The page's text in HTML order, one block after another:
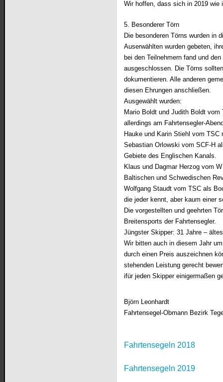
Wir hoffen, dass sich in 2019 wie
5. Besonderer Törn
Die besonderen Törns wurden in
Auserwählten wurden gebeten,
bei den Teilnehmern fand und
ausgeschlossen. Die Törns
dokumentieren. Alle anderen
diesen Ehrungen anschließen.
Ausgewählt wurden:
Mario Boldt und Judith Boldt
allerdings am Fahrtensegler-
Hauke und Karin Stiehl vom
Sebastian Orlowski vom SCF-H
Gebiete des Englischen Kanals.
Klaus und Dagmar Herzog vom
Baltischen und Schwedischen
Wolfgang Staudt vom TSC als
die jeder kennt, aber kaum einer
Die vorgestellten und geehrten
Breitensports der Fahrtensegler.
Jüngster Skipper: 31 Jahre –
Wir bitten auch in diesem Jahr
durch einen Preis auszeichnen
stehenden Leistung gerecht
ifür jeden Skipper einigermaßen
Björn Leonhardt
Fahrtensegel-Obmann Bezirk
Fahrtensegeln 2018
Fahrtensegeln 2019